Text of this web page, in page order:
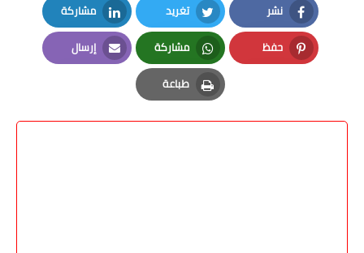
نشر
Facebook
تغريد
Twitter
مشاركة
LinkedIn
حفظ
Pinterest
مشاركة
Whatsapp
إرسال
Email
طباعة
Print